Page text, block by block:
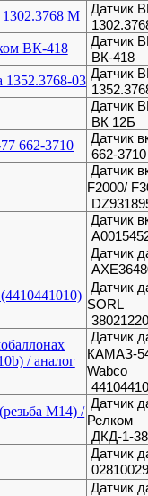
Датчик
Датчик
ВК-418
Датчик
Датчик
ВК 12Б
Датчик
662-3710
Датчик
F2000/
Датчик
Датчик
Датчик
SORL
Датчик
КАМАЗ-
Wabco
Датчик
Релком
ДКД-1-
Датчик
Датчик